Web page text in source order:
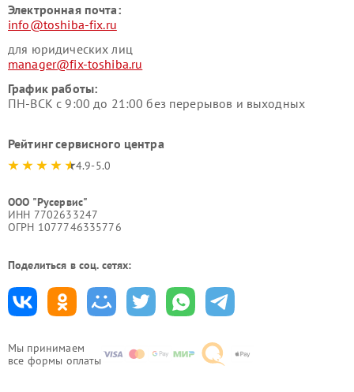
Мы принимаем
все формы оплаты
Электронная почта:
info@toshiba-fix.ru
для юридических лиц
manager@fix-toshiba.ru
График работы:
ПН-ВСК с 9:00 до 21:00 без перерывов и выходных
Рейтинг сервисного центра
4.9-5.0
ООО "Русервис"
ИНН 7702633247
ОГРН 1077746335776
Поделиться в соц. сетях: